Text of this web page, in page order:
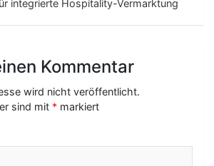
integrierte Hospitality-Vermarktung
Kommentar
wird nicht veröffentlicht.
sind mit * markiert